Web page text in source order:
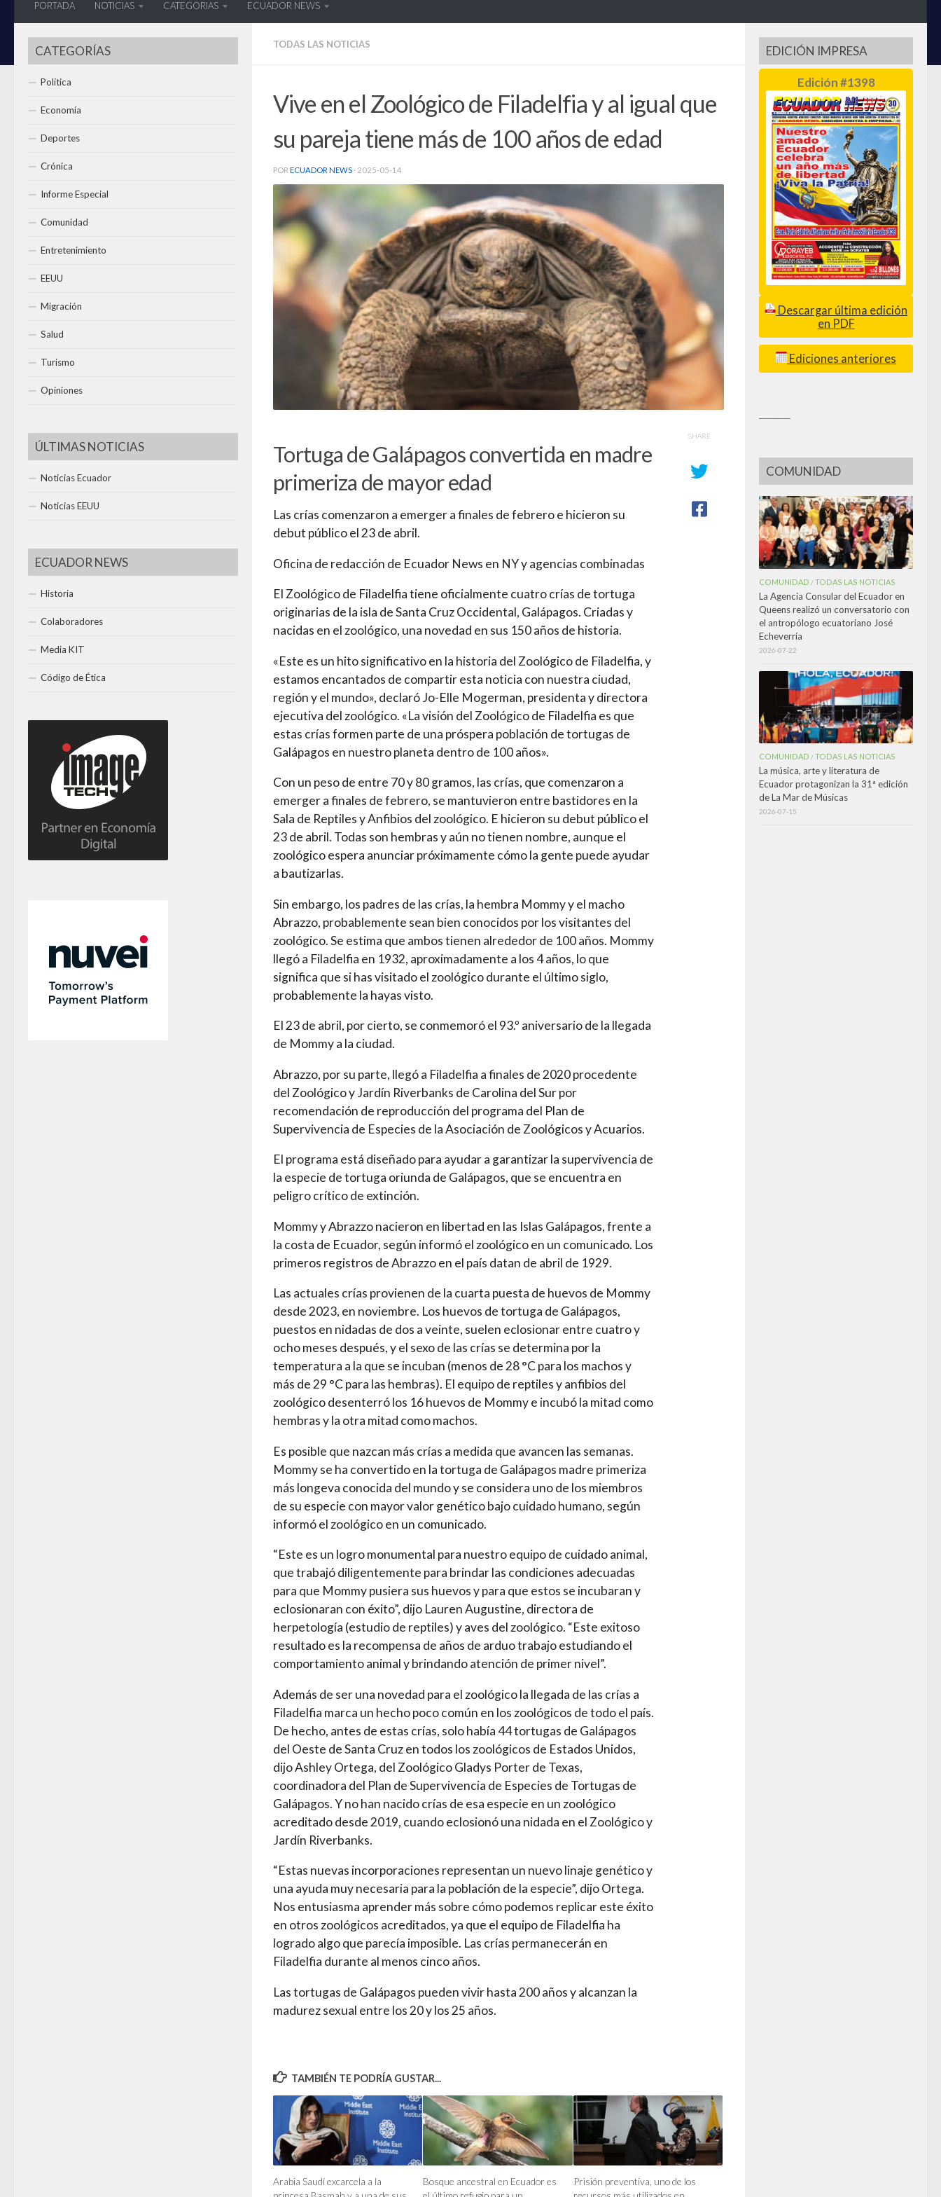
PORTADA NOTICIAS CATEGORIAS ECUADOR NEWS
TODAS LAS NOTICIAS
Vive en el Zoológico de Filadelfia y al igual que
su pareja tiene más de 100 años de edad
POR ECUADOR NEWS · 2025-05-14
Tortuga de Galápagos convertida en madre
primeriza de mayor edad
Las crías comenzaron a emerger a finales de febrero e hicieron su
debut público el 23 de abril.
Oficina de redacción de Ecuador News en NY y agencias combinadas
El Zoológico de Filadelfia tiene oficialmente cuatro crías de tortuga
originarias de la isla de Santa Cruz Occidental, Galápagos. Criadas y
nacidas en el zoológico, una novedad en sus 150 años de historia.
«Este es un hito significativo en la historia del Zoológico de Filadelfia, y
estamos encantados de compartir esta noticia con nuestra ciudad,
región y el mundo», declaró Jo-Elle Mogerman, presidenta y directora
ejecutiva del zoológico. «La visión del Zoológico de Filadelfia es que
estas crías formen parte de una próspera población de tortugas de
Galápagos en nuestro planeta dentro de 100 años».
Con un peso de entre 70 y 80 gramos, las crías, que comenzaron a
emerger a finales de febrero, se mantuvieron entre bastidores en la
Sala de Reptiles y Anfibios del zoológico. E hicieron su debut público el
23 de abril. Todas son hembras y aún no tienen nombre, aunque el
zoológico espera anunciar próximamente cómo la gente puede ayudar
a bautizarlas.
Sin embargo, los padres de las crías, la hembra Mommy y el macho
Abrazzo, probablemente sean bien conocidos por los visitantes del
zoológico. Se estima que ambos tienen alrededor de 100 años. Mommy
llegó a Filadelfia en 1932, aproximadamente a los 4 años, lo que
significa que si has visitado el zoológico durante el último siglo,
probablemente la hayas visto.
El 23 de abril, por cierto, se conmemoró el 93.º aniversario de la llegada
de Mommy a la ciudad.
Abrazzo, por su parte, llegó a Filadelfia a finales de 2020 procedente
del Zoológico y Jardín Riverbanks de Carolina del Sur por
recomendación de reproducción del programa del Plan de
Supervivencia de Especies de la Asociación de Zoológicos y Acuarios.
El programa está diseñado para ayudar a garantizar la supervivencia de
la especie de tortuga oriunda de Galápagos, que se encuentra en
peligro crítico de extinción.
Mommy y Abrazzo nacieron en libertad en las Islas Galápagos, frente a
la costa de Ecuador, según informó el zoológico en un comunicado. Los
primeros registros de Abrazzo en el país datan de abril de 1929.
Las actuales crías provienen de la cuarta puesta de huevos de Mommy
desde 2023, en noviembre. Los huevos de tortuga de Galápagos,
puestos en nidadas de dos a veinte, suelen eclosionar entre cuatro y
ocho meses después, y el sexo de las crías se determina por la
temperatura a la que se incuban (menos de 28 °C para los machos y
más de 29 °C para las hembras). El equipo de reptiles y anfibios del
zoológico desenterró los 16 huevos de Mommy e incubó la mitad como
hembras y la otra mitad como machos.
Es posible que nazcan más crías a medida que avancen las semanas.
Mommy se ha convertido en la tortuga de Galápagos madre primeriza
más longeva conocida del mundo y se considera uno de los miembros
de su especie con mayor valor genético bajo cuidado humano, según
informó el zoológico en un comunicado.
“Este es un logro monumental para nuestro equipo de cuidado animal,
que trabajó diligentemente para brindar las condiciones adecuadas
para que Mommy pusiera sus huevos y para que estos se incubaran y
eclosionaran con éxito”, dijo Lauren Augustine, directora de
herpetología (estudio de reptiles) y aves del zoológico. “Este exitoso
resultado es la recompensa de años de arduo trabajo estudiando el
comportamiento animal y brindando atención de primer nivel”.
Además de ser una novedad para el zoológico la llegada de las crías a
Filadelfia marca un hecho poco común en los zoológicos de todo el país.
De hecho, antes de estas crías, solo había 44 tortugas de Galápagos
del Oeste de Santa Cruz en todos los zoológicos de Estados Unidos,
dijo Ashley Ortega, del Zoológico Gladys Porter de Texas,
coordinadora del Plan de Supervivencia de Especies de Tortugas de
Galápagos. Y no han nacido crías de esa especie en un zoológico
acreditado desde 2019, cuando eclosionó una nidada en el Zoológico y
Jardín Riverbanks.
“Estas nuevas incorporaciones representan un nuevo linaje genético y
una ayuda muy necesaria para la población de la especie”, dijo Ortega.
Nos entusiasma aprender más sobre cómo podemos replicar este éxito
en otros zoológicos acreditados, ya que el equipo de Filadelfia ha
logrado algo que parecía imposible. Las crías permanecerán en
Filadelfia durante al menos cinco años.
Las tortugas de Galápagos pueden vivir hasta 200 años y alcanzan la
madurez sexual entre los 20 y los 25 años.
SHARE
TAMBIÉN TE PODRÍA GUSTAR...
Arabia Saudí excarcela a la
Bosque ancestral en Ecuador es
Prisión preventiva, uno de los
CATEGORÍAS
Política
Economía
Deportes
Crónica
Informe Especial
Comunidad
Entretenimiento
EEUU
Migración
Salud
Turismo
Opiniones
ÚLTIMAS NOTICIAS
Noticias Ecuador
Noticias EEUU
ECUADOR NEWS
Historia
Colaboradores
Media KIT
Código de Ética
EDICIÓN IMPRESA
Edición #1398
Descargar última edición
en PDF
Ediciones anteriores
COMUNIDAD
COMUNIDAD /TODAS LAS NOTICIAS
La Agencia Consular del Ecuador en
Queens realizó un conversatorio con
el antropólogo ecuatoriano José
Echeverría
2026-07-22
COMUNIDAD /TODAS LAS NOTICIAS
La música, arte y literatura de
Ecuador protagonizan la 31ª edición
de La Mar de Músicas
2026-07-15